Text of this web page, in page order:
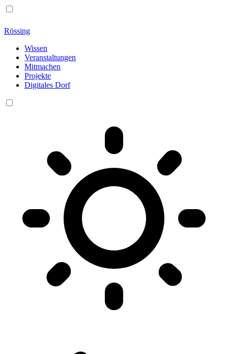
Rössing
Wissen
Veranstaltungen
Mitmachen
Projekte
Digitales Dorf